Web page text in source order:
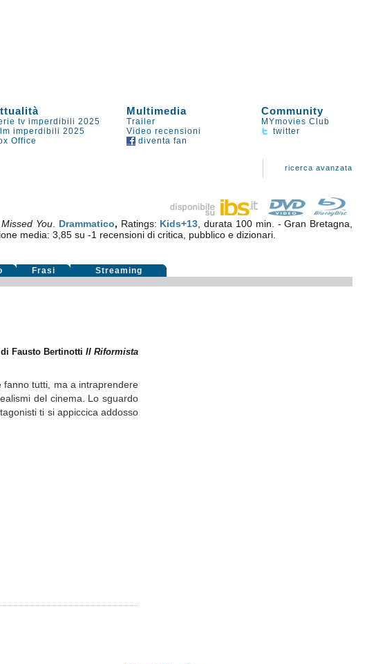
Multimedia Community
tv imperdibili 2025 Trailer
MYmovies Club
imperdibili 2025 Video recensioni
twitter
Office diventa fan
ricerca avanzata
You Drammatico, Ratings: Kids+13 , durata 100 min. - Gran Bretagna,
media: 3,85 su -1 recensioni di critica, pubblico e dizionari.
Frasi Streaming
di Fausto BertinottiIl Riformista
fanno tutti, ma a intraprendere
del cinema. Lo sguardo
ti si appiccica addosso